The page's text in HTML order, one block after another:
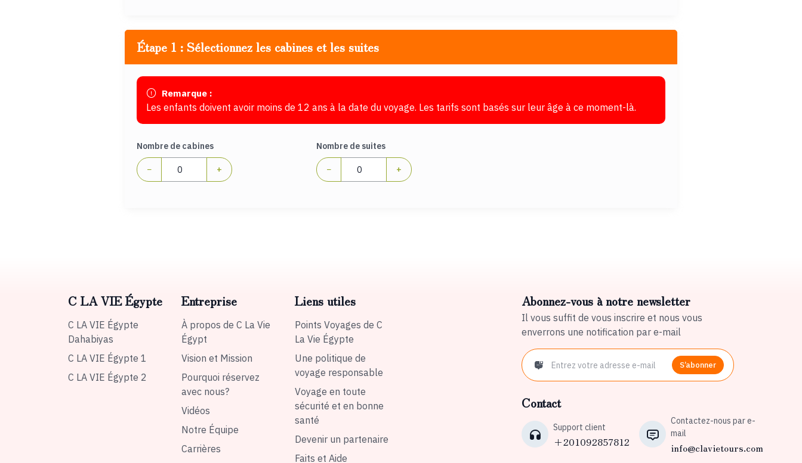
Étape 1 : Sélectionnez les cabines et les suites
Remarque :
Les enfants doivent avoir moins de 12 ans à la date du voyage. Les tarifs sont basés sur leur âge à ce moment-là.
Nombre de cabines
− +
Nombre de suites
− +
C LA VIE Égypte
C LA VIE Égypte
Dahabiyas
C LA VIE Égypte 1
C LA VIE Égypte 2
Entreprise
À propos de C La Vie
Égypt
Vision et Mission
Pourquoi réservez
avec nous?
Vidéos
Notre Équipe
Carrières
Liens utiles
Points Voyages de C
La Vie Égypte
Une politique de
voyage responsable
Voyage en toute
sécurité et en bonne
santé
Devenir un partenaire
Faits et Aide
Abonnez-vous à notre newsletter
Il vous suffit de vous inscrire et nous vous
enverrons une notification par e-mail
S’abonner
Contact
Support client
+201092857812
Contactez-nous par e-
mail
info@clavietours.com